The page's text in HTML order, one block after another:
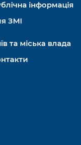
інформація
ЗМІ
та міська влада